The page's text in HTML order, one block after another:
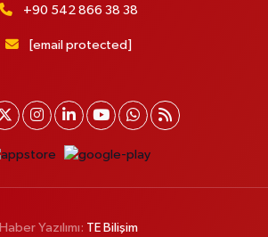
+90 542 866 38 38
[email protected]
Haber Yazılımı: TE Bilişim